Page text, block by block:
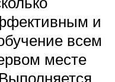
и
всем
месте